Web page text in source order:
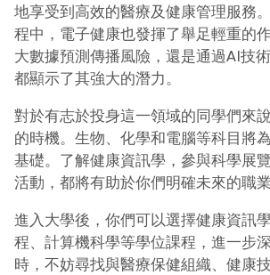
地享受到高效的醫療及健康管理服務
程中，電子健康也發揮了舉足輕重的
大數據預測傳播風險，還是通過AI技
都顯示了其強大的潛力。
對於有志於投身這一領域的同學們來
的時機。生物、化學和電腦等科目將
基礎。了解健康資訊學，參與科學展
活動，都將有助於你們明確未來的職業
進入大學後，你們可以選擇健康資訊
程、計算機科學等學位課程，進一步
時，不妨尋找與醫療保健組織、健康